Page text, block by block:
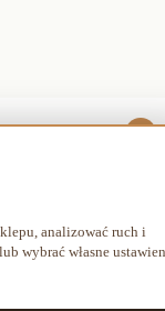
wymiarach 100 x
kg. Prosty
pokrowiec
analizować ruch i
wybrać własne